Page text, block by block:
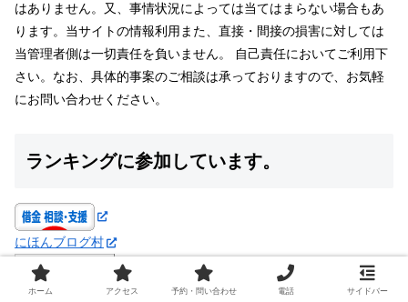
はありません。又、事情状況によっては当てはまらない場合もあ
ります。当サイトの情報利用また、直接・間接の損害に対しては
当管理者側は一切責任を負いません。 自己責任においてご利用下
さい。なお、具体的事案のご相談は承っておりますので、お気軽
にお問い合わせください。
ランキングに参加しています。
にほんブログ村
法律相談ランキング
ホーム アクセス 予約・問い合わせ 電話 サイドバー